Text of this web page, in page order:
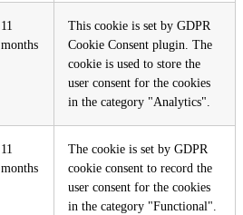
11
months
This cookie is set by GDPR
Cookie Consent plugin. The
cookie is used to store the
user consent for the cookies
in the category "Analytics".
11
months
The cookie is set by GDPR
cookie consent to record the
user consent for the cookies
in the category "Functional".